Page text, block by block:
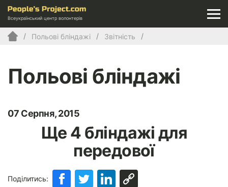
Всеукраїнський центр волонтерів
Польові бліндажі Звітність
Польові бліндажі
07 Серпня, 2015
Ще 4 бліндажі для
передової
Поділитись: